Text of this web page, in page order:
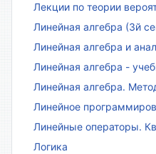
Лекции по теории
Линейная алгебра (3й
Линейная алгебра и
Линейная алгебра -
Линейная алгебра.
Линейное
Линейные операторы.
Логика